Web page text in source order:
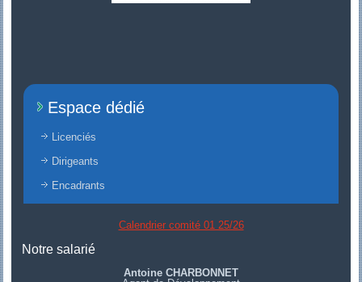
Espace dédié
Licenciés
Dirigeants
Encadrants
Calendrier comité 01 25/26
Notre salarié
Antoine CHARBONNET